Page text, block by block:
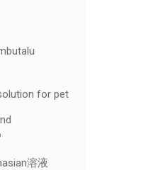
for pet
溶液